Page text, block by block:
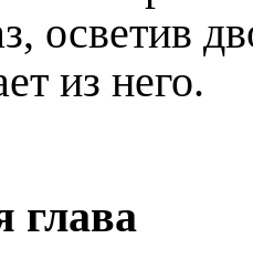
осветив
из него.
глава